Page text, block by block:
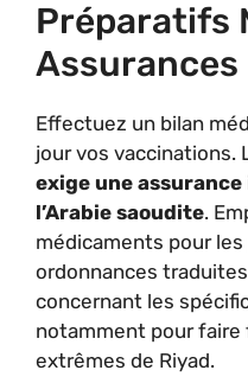
Préparatifs
Assurances
Effectuez un bilan
jour vos vaccinations.
exige une
l’Arabie saoudite.
médicaments pour
ordonnances
concernant les
notamment pour
extrêmes de Riyad.